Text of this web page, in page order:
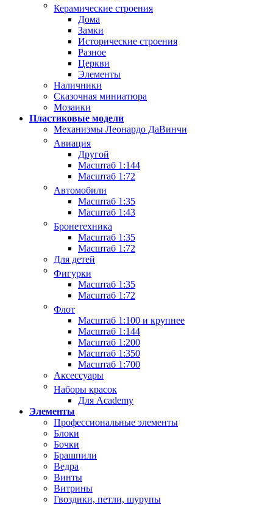
Керамические строения
Дома
Замки
Исторические строения
Разное
Церкви
Элементы
Наличники
Сказочная миниатюра
Мозаики
Пластиковые модели
Механизмы Леонардо ДаВинчи
Авиация
Другой
Масштаб 1:144
Масштаб 1:72
Автомобили
Масштаб 1:35
Масштаб 1:43
Бронетехника
Масштаб 1:35
Масштаб 1:72
Для детей
Фигурки
Масштаб 1:35
Масштаб 1:72
Флот
Масштаб 1:100 и крупнее
Масштаб 1:144
Масштаб 1:200
Масштаб 1:350
Масштаб 1:700
Аксессуары
Наборы красок
Для Academy
Элементы
Профессиональные элементы
Блоки
Бочки
Брашпили
Ведра
Винты
Витрины
Гвоздики, петли, шурупы